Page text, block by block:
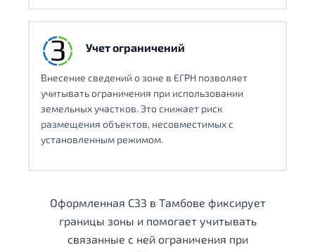
Учет ограничений
Внесение сведений о зоне в ЕГРН позволяет
учитывать ограничения при использовании
земельных участков. Это снижает риск
размещения объектов, несовместимых с
установленным режимом.
Оформленная СЗЗ в Тамбове фиксирует
границы зоны и помогает учитывать
связанные с ней ограничения при